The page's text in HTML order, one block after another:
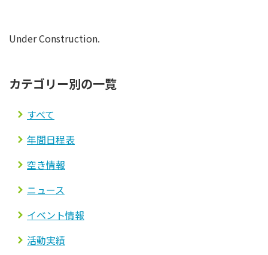
料金
法人案内
プライバシーポリシー
Under Construction.
カテゴリー別の一覧
すべて
年間日程表
空き情報
ニュース
イベント情報
活動実績